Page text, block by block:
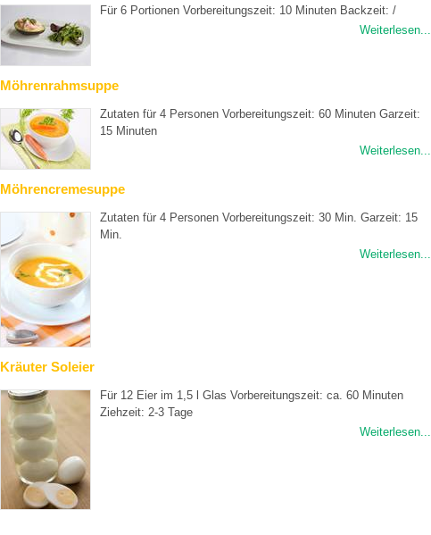
Für 6 Portionen Vorbereitungszeit: 10 Minuten Backzeit: /
Weiterlesen...
Möhrenrahmsuppe
Zutaten für 4 Personen Vorbereitungszeit: 60 Minuten Garzeit:
15 Minuten
Weiterlesen...
Möhrencremesuppe
Zutaten für 4 Personen Vorbereitungszeit: 30 Min. Garzeit: 15
Min.
Weiterlesen...
Kräuter Soleier
Für 12 Eier im 1,5 l Glas Vorbereitungszeit: ca. 60 Minuten
Ziehzeit: 2-3 Tage
Weiterlesen...